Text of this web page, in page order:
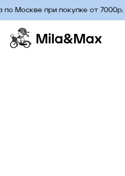
Москве при покупке от 7000р.